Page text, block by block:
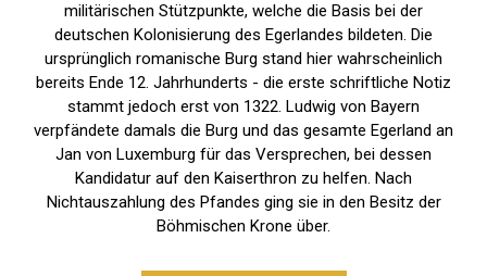
militärischen Stützpunkte, welche die Basis bei der
deutschen Kolonisierung des Egerlandes bildeten. Die
ursprünglich romanische Burg stand hier wahrscheinlich
bereits Ende 12. Jahrhunderts - die erste schriftliche Notiz
stammt jedoch erst von 1322. Ludwig von Bayern
verpfändete damals die Burg und das gesamte Egerland an
Jan von Luxemburg für das Versprechen, bei dessen
Kandidatur auf den Kaiserthron zu helfen. Nach
Nichtauszahlung des Pfandes ging sie in den Besitz der
Böhmischen Krone über.